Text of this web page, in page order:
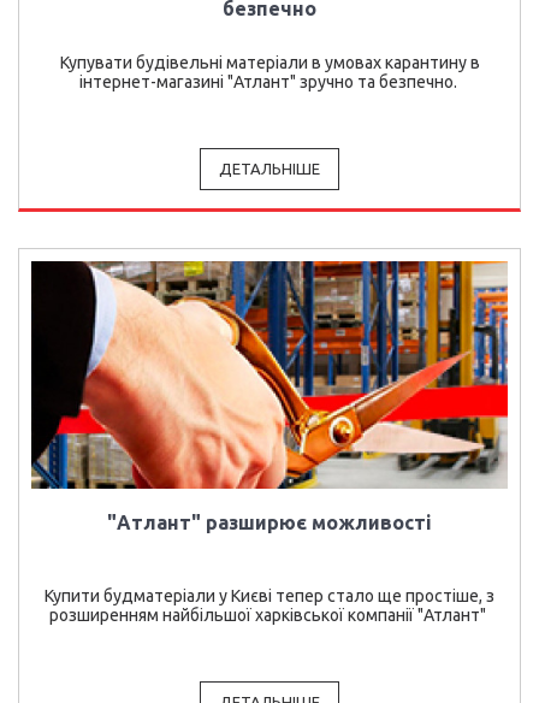
безпечно
Купувати будівельні матеріали в умовах карантину в
інтернет-магазині "Атлант" зручно та безпечно.
ДЕТАЛЬНІШЕ
"Атлант" разширює можливості
Купити будматеріали у Києві тепер стало ще простіше, з
розширенням найбільшої харківської компанії "Атлант"